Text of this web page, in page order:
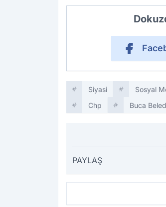
Siyasi Sosyal
Chp
Buca
PAYLAŞ